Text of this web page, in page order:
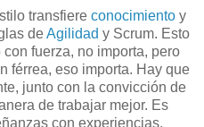
transfiere conocimiento y
deAgilidad y Scrum. Esto
fuerza, no importa, pero
férrea, eso importa. Hay que
junto con la convicción de
de trabajar mejor. Es
con experiencias,